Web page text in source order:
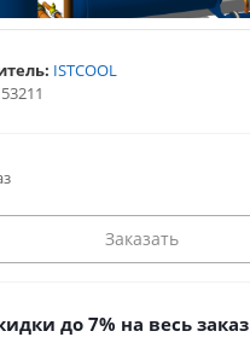
ISTCOOL
Заказать
до 7% на весь заказ